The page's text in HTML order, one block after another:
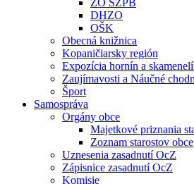
ZO SZPB
DHZO
OŠK
Obecná knižnica
Kopaničiarsky región
Expozícia hornín a
Zaujímavosti a Náučné
Šport
Samospráva
Orgány obce
Majetkové priznania
Zoznam starostov obce
Uznesenia zasadnutí OcZ
Zápisnice zasadnutí OcZ
Komisie